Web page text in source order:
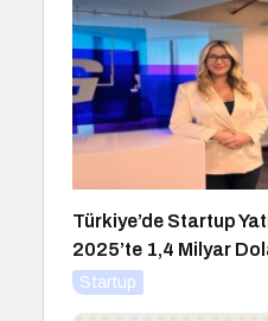
Türkiye’de Startup
2025’te 1,4 Milyar
Startup